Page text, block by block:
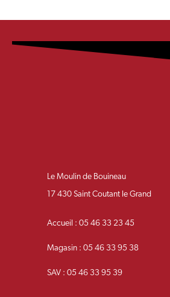
Le Moulin de Bouineau
17 430 Saint Coutant le Grand
Accueil : 05 46 33 23 45
Magasin : 05 46 33 95 38
SAV : 05 46 33 95 39